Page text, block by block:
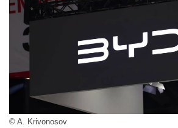
© A. Krivonosov